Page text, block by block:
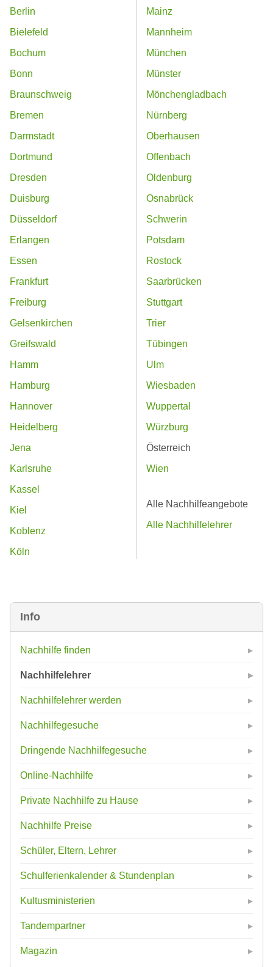
Info
Nachhilfe finden
Nachhilfelehrer
Nachhilfelehrer werden
Nachhilfegesuche
Dringende Nachhilfegesuche
Online-Nachhilfe
Private Nachhilfe zu Hause
Nachhilfe Preise
Schüler, Eltern, Lehrer
Schulferienkalender & Stundenplan
Kultusministerien
Tandempartner
Magazin
Berlin
Bielefeld
Bochum
Bonn
Braunschweig
Bremen
Darmstadt
Dortmund
Dresden
Duisburg
Düsseldorf
Erlangen
Essen
Frankfurt
Freiburg
Gelsenkirchen
Greifswald
Hamm
Hamburg
Hannover
Heidelberg
Jena
Karlsruhe
Kassel
Kiel
Koblenz
Köln
Mainz
Mannheim
München
Münster
Mönchengladbach
Nürnberg
Oberhausen
Offenbach
Oldenburg
Osnabrück
Schwerin
Potsdam
Rostock
Saarbrücken
Stuttgart
Trier
Tübingen
Ulm
Wiesbaden
Wuppertal
Würzburg
Österreich
Wien
Alle Nachhilfeangebote
Alle Nachhilfelehrer